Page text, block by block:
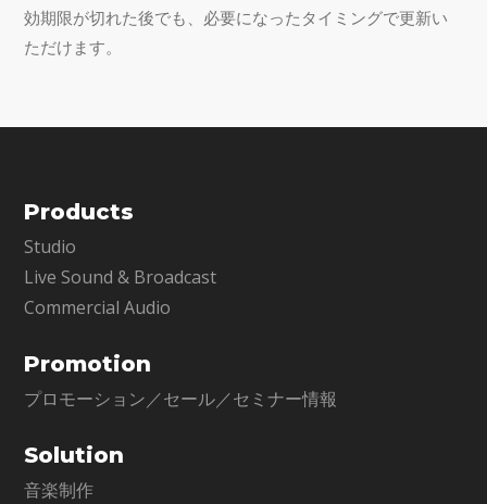
効期限が切れた後でも、必要になったタイミングで更新い
ただけます。
Products
Studio
Live Sound & Broadcast
Commercial Audio
Promotion
プロモーション／セール／セミナー情報
Solution
音楽制作